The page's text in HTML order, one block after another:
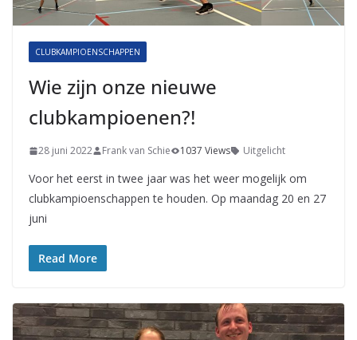
CLUBKAMPIOENSCHAPPEN
Wie zijn onze nieuwe
clubkampioenen?!
28 juni 2022 Frank van Schie 1037 Views Uitgelicht
Voor het eerst in twee jaar was het weer mogelijk om
clubkampioenschappen te houden. Op maandag 20 en 27
juni
Read More